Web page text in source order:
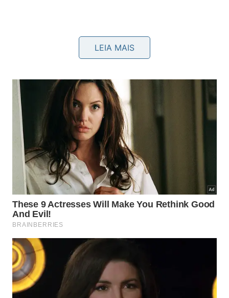
Fazer uma webserie contando toda essa história em
Vocês nem conhecem as bandas.
Você não é diretor de fotografia.
Você não é editor.
Você não sabe isso.
Você não sabe aquilo”.
Ah, como seria fácil o mundo se vivêssemos de não,
né?!
Falo com um patrocinador e ganho um não.
LEIA MAIS